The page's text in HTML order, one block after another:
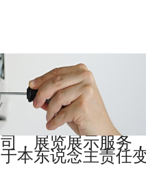
，展览展示服务
本东说念主责任